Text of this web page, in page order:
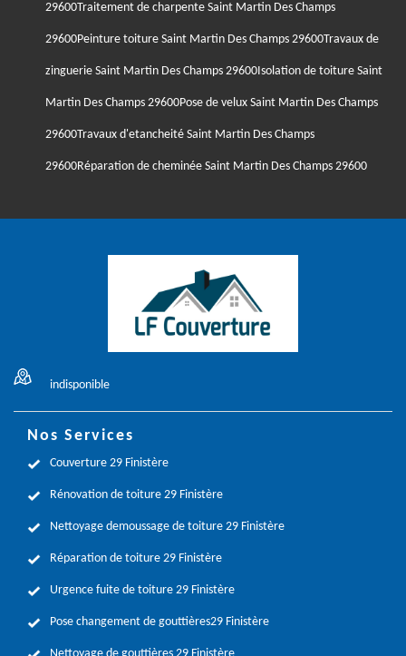
29600Traitement de charpente Saint Martin Des Champs
29600Peinture toiture Saint Martin Des Champs 29600Travaux de
zinguerie Saint Martin Des Champs 29600Isolation de toiture Saint
Martin Des Champs 29600Pose de velux Saint Martin Des Champs
29600Travaux d'etancheité Saint Martin Des Champs
29600Réparation de cheminée Saint Martin Des Champs 29600
indisponible
Nos Services
Couverture 29 Finistère
Rénovation de toiture 29 Finistère
Nettoyage demoussage de toiture 29 Finistère
Réparation de toiture 29 Finistère
Urgence fuite de toiture 29 Finistère
Pose changement de gouttières29 Finistère